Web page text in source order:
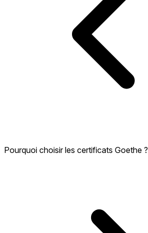
Pourquoi choisir les certificats Goethe ?